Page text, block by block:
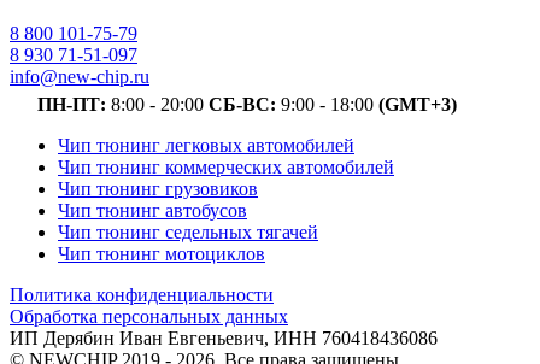
8 800 101-75-79
8 930 71-51-097
info@new-chip.ru
ПН-ПТ: 8:00 - 20:00 СБ-ВС: 9:00 - 18:00 (GMT+3)
Чип тюнинг легковых автомобилей
Чип тюнинг коммерческих автомобилей
Чип тюнинг грузовиков
Чип тюнинг автобусов
Чип тюнинг седельных тягачей
Чип тюнинг мотоциклов
Политика конфиденциальности
Обработка персональных данных
ИП Дерябин Иван Евгеньевич, ИНН 760418436086